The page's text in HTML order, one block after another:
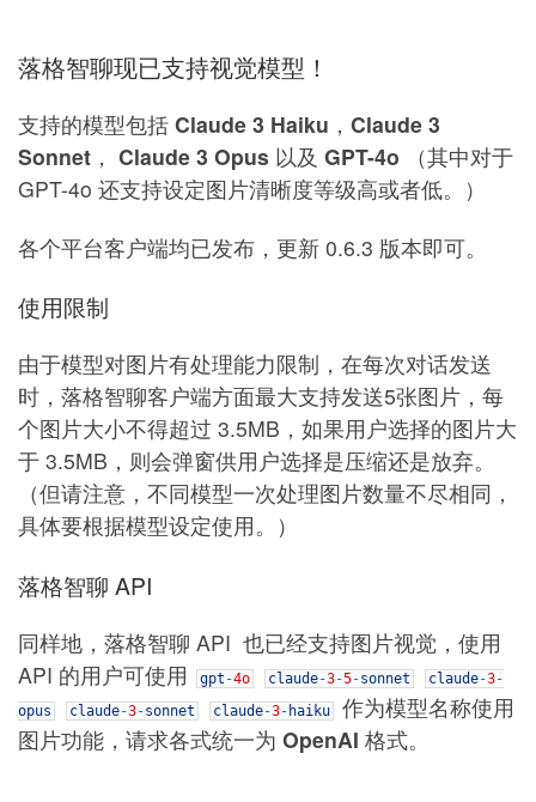
落格智聊现已支持视觉模型！
支持的模型包括 Claude 3 Haiku ， Claude 3
Sonnet ， Claude 3 Opus 以及 GPT-4o （其中对于
GPT-4o 还支持设定图片清晰度等级高或者低。）
各个平台客户端均已发布，更新 0.6.3 版本即可。
使用限制
由于模型对图片有处理能力限制，在每次对话发送
时，落格智聊客户端方面最大支持发送5张图片，每
个图片大小不得超过 3.5MB，如果用户选择的图片大
于 3.5MB，则会弹窗供用户选择是压缩还是放弃。
（但请注意，不同模型一次处理图片数量不尽相同，
具体要根据模型设定使用。）
落格智聊 API
同样地，落格智聊 API 也已经支持图片视觉，使用
API 的用户可使用
gpt -4o claude-3-5-sonnet claude-3-
opus
claude-3-sonnet claude-3- haiku
作为模型名称使用
图片功能，请求各式统一为 OpenAI 格式。